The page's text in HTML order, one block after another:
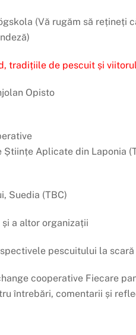
(Vă rugăm să rețineți
tradițiile de pescuit și
Opisto
Științe Aplicate din Laponia
Suedia (TBC)
a altor organizații
pescuitului la
cooperative Fiecare
întrebări, comentarii și